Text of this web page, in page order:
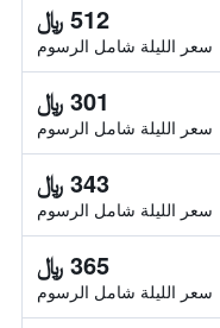
512 ﷼
سعر الليلة شامل الرسوم
301 ﷼
سعر الليلة شامل الرسوم
343 ﷼
سعر الليلة شامل الرسوم
365 ﷼
سعر الليلة شامل الرسوم